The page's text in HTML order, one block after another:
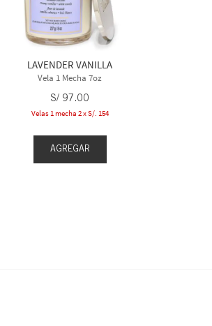
LAVENDER VANILLA
Vela 1 Mecha 7oz
S/ 97.00
Velas 1 mecha 2 x S/. 154
AGREGAR